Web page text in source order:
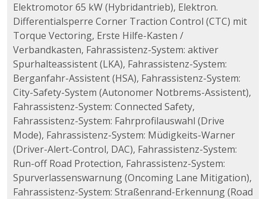
Elektromotor 65 kW (Hybridantrieb), Elektron.
Differentialsperre Corner Traction Control (CTC) mit
Torque Vectoring, Erste Hilfe-Kasten /
Verbandkasten, Fahrassistenz-System: aktiver
Spurhalteassistent (LKA), Fahrassistenz-System:
Berganfahr-Assistent (HSA), Fahrassistenz-System:
City-Safety-System (Autonomer Notbrems-Assistent),
Fahrassistenz-System: Connected Safety,
Fahrassistenz-System: Fahrprofilauswahl (Drive
Mode), Fahrassistenz-System: Müdigkeits-Warner
(Driver-Alert-Control, DAC), Fahrassistenz-System:
Run-off Road Protection, Fahrassistenz-System:
Spurverlassenswarnung (Oncoming Lane Mitigation),
Fahrassistenz-System: Straßenrand-Erkennung (Road